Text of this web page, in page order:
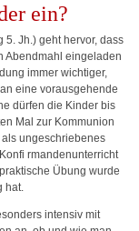
ein?
5. Jh.) geht hervor, dass
Abendmahl eingeladen
immer wichtiger,
eine vorausgehende
dürfen die Kinder bis
Mal zur Kommunion
ungeschriebenes
rmandenunterricht
Übung wurde
hat.
intensiv mit